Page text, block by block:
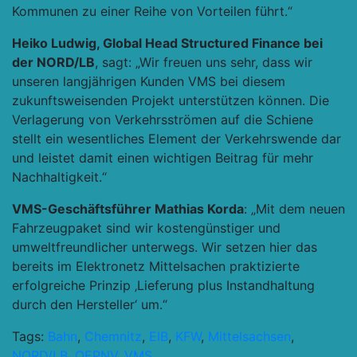
Kommunen zu einer Reihe von Vorteilen führt.“
Heiko Ludwig, Global Head Structured Finance bei
der NORD/LB, sagt: „Wir freuen uns sehr, dass wir
unseren langjährigen Kunden VMS bei diesem
zukunftsweisenden Projekt unterstützen können. Die
Verlagerung von Verkehrsströmen auf die Schiene
stellt ein wesentliches Element der Verkehrswende dar
und leistet damit einen wichtigen Beitrag für mehr
Nachhaltigkeit.“
VMS-Geschäftsführer Mathias Korda: „Mit dem neuen
Fahrzeugpaket sind wir kostengünstiger und
umweltfreundlicher unterwegs. Wir setzen hier das
bereits im Elektronetz Mittelsachen praktizierte
erfolgreiche Prinzip ‚Lieferung plus Instandhaltung
durch den Hersteller‘ um.“
Tags: Bahn, Chemnitz, EIB, KFW, Mittelsachsen,